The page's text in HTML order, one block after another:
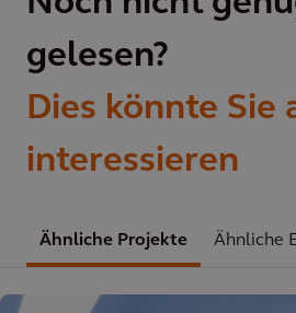
gelesen?
Dies könnte Sie
interessieren
Ähnliche Projekte Ähnliche